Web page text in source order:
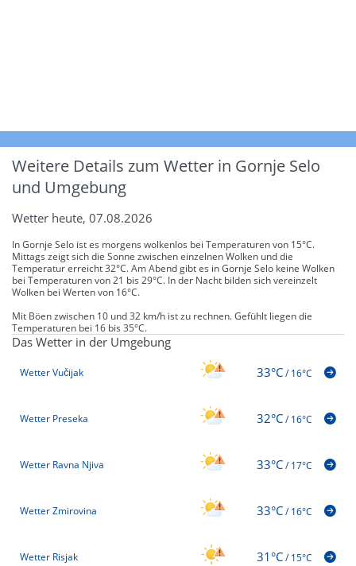
Weitere Details zum Wetter in Gornje Selo
und Umgebung
Wetter heute, 07.08.2026
In Gornje Selo ist es morgens wolkenlos bei Temperaturen von 15°C.
Mittags zeigt sich die Sonne zwischen einzelnen Wolken und die
Temperatur erreicht 32°C. Am Abend gibt es in Gornje Selo keine Wolken
bei Temperaturen von 21 bis 29°C. In der Nacht bilden sich vereinzelt
Wolken bei Werten von 16°C.
Mit Böen zwischen 10 und 32 km/h ist zu rechnen. Gefühlt liegen die
Temperaturen bei 16 bis 35°C.
Das Wetter in der Umgebung
Wetter Vučijak 33°C/16°C
Wetter Preseka 32°C/16°C
Wetter Ravna Njiva 33°C/17°C
Wetter Zmirovina 33°C/16°C
Wetter Risjak 31°C/15°C